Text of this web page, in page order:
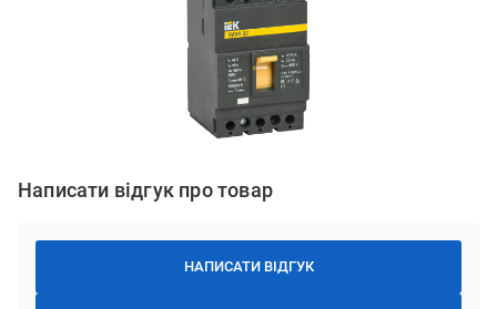
Написати відгук про товар
НАПИСАТИ ВІДГУК